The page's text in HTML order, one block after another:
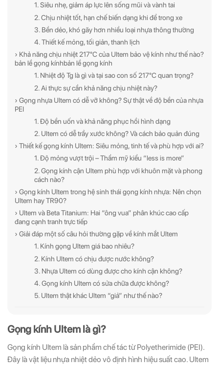
1. Siêu nhẹ, giảm áp lực lên sống mũi và vành tai
2. Chịu nhiệt tốt, hạn chế biến dạng khi để trong xe
3. Bền dẻo, khó gãy hơn nhiều loại nhựa thông thường
4. Thiết kế mỏng, tối giản, thanh lịch
› Khả năng chịu nhiệt 217°C của Ultem bảo vệ kính như thế nào?
bản lề gọng kínhbản lề gọng kính
1. Nhiệt độ Tg là gì và tại sao con số 217°C quan trọng?
2. Ai thực sự cần khả năng chịu nhiệt này?
› Gọng nhựa Ultem có dễ vỡ không? Sự thật về độ bền của nhựa
PEI
1. Độ bền uốn và khả năng phục hồi hình dạng
2. Ultem có dễ trầy xước không? Và cách bảo quản đúng
› Thiết kế gọng kính Ultem: Siêu mỏng, tinh tế và phù hợp với ai?
1. Độ mỏng vượt trội – Thẩm mỹ kiểu “less is more”
2. Gọng kính cận Ultem phù hợp với khuôn mặt và phong
cách nào?
› Gọng kính Ultem trong hệ sinh thái gọng kính nhựa: Nên chọn
Ultem hay TR90?
› Ultem và Beta Titanium: Hai “ông vua” phân khúc cao cấp
đang cạnh tranh trực tiếp
› Giải đáp một số câu hỏi thường gặp về kính mắt Ultem
1. Kính gọng Ultem giá bao nhiêu?
2. Kính Ultem có chịu được nước không?
3. Nhựa Ultem có dùng được cho kính cận không?
4. Gọng kính Ultem có sửa chữa được không?
5. Ultem thật khác Ultem “giả” như thế nào?
Gọng kính Ultem là gì?
Gọng kính Ultem là sản phẩm chế tác từ Polyetherimide (PEI).
Đây là vật liệu nhựa nhiệt dẻo vô định hình hiệu suất cao. Ultem